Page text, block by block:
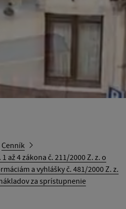
Cenník
až 4 zákona č. 211/2000 Z. z. o
a vyhlášky č. 481/2000 Z. z.
za sprístupnenie